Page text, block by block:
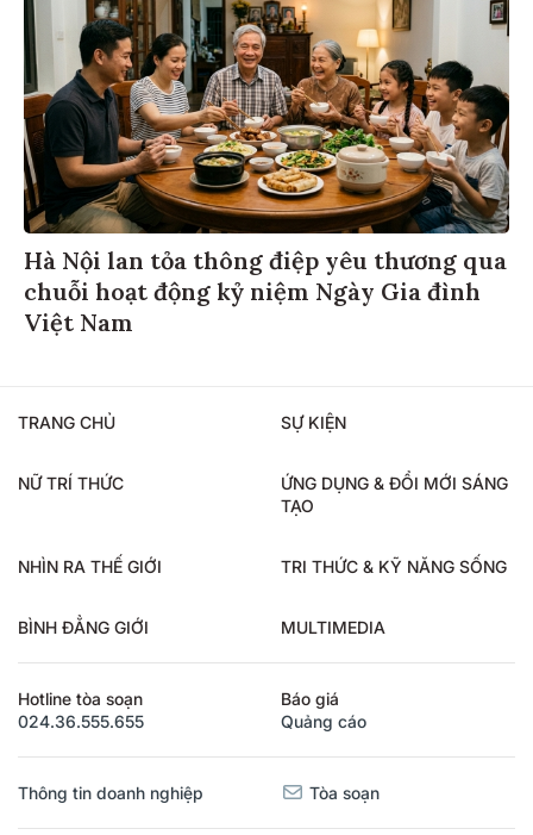
Hà Nội lan tỏa thông điệp yêu thương qua
chuỗi hoạt động kỷ niệm Ngày Gia đình
Việt Nam
TRANG CHỦ SỰ KIỆN
NỮ TRÍ THỨC
ỨNG DỤNG & ĐỔI MỚI SÁNG
TẠO
NHÌN RA THẾ GIỚI TRI THỨC & KỸ NĂNG SỐNG
BÌNH ĐẲNG GIỚI MULTIMEDIA
Hotline tòa soạn
024.36.555.655
Báo giá
Quảng cáo
Thông tin doanh nghiệp Tòa soạn